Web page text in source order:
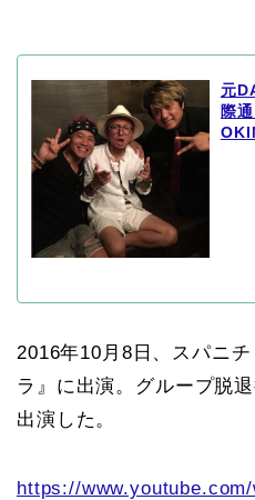
元
際
2016年10月8日、スパニ
ラ』に出演。グループ脱
出演した。
https://